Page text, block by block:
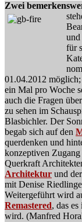
Zwei
für
01.04.2012
ein Mal pro Woche
auch die Fragen über
zu sehen im
Blasbichler. Der
begab sich auf den
querdenken und
konzeptiven
Querkraft
Architektur und
mit Denise
Weitergeführt wird
Remastered, das
wird. (Manfred